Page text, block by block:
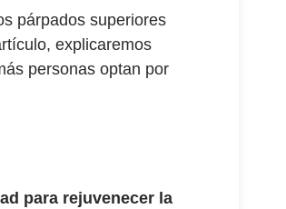
párpados superiores
explicaremos
personas optan por
para rejuvenecer la